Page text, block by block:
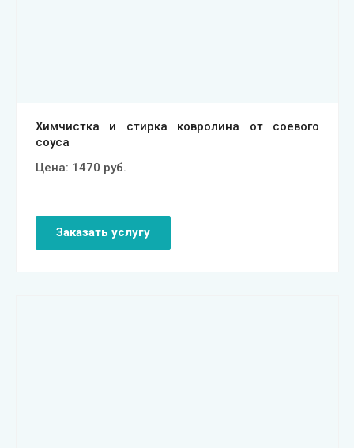
Химчистка и стирка ковролина от соевого
соуса
Цена: 1470 руб.
Заказать услугу